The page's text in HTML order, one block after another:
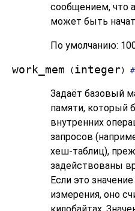
сообщением, что
может быть
По умолчанию:
work_mem ( integer) #
Задаёт базовый
памяти, который
внутренних
запросов
хеш-таблиц),
задействованы
Если это
измерения, оно
килобайтах.